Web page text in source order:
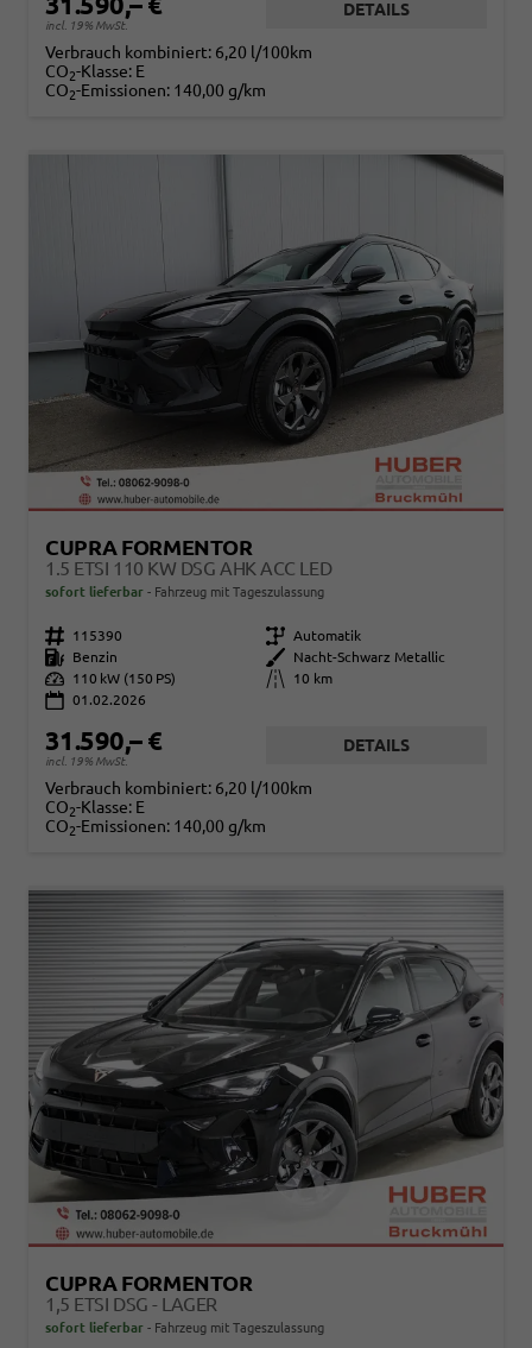
incl. 19% MwSt.
DETAILS
Verbrauch kombiniert: 6,20 l/100km
CO2-Klasse: E
CO2-Emissionen: 140,00 g/km
CUPRA FORMENTOR
1.5 ETSI 110 KW DSG AHK ACC LED
sofort lieferbar Fahrzeug mit Tageszulassung
Fahrzeugnr. 115390 Getriebe Automatik
Kraftstoff
Benzin Außenfarbe
Nacht-Schwarz Metallic
Leistung
110 kW (150 PS) Kilometerstand
10 km
01.02.2026
31.590,– €
incl. 19% MwSt.
DETAILS
Verbrauch kombiniert: 6,20 l/100km
CO2-Klasse: E
CO2-Emissionen: 140,00 g/km
CUPRA FORMENTOR
1,5 ETSI DSG - LAGER
sofort lieferbar Fahrzeug mit Tageszulassung